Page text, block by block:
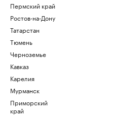
Пермский край
Ростов-на-Дону
Татарстан
Тюмень
Черноземье
Кавказ
Карелия
Мурманск
Приморский
край